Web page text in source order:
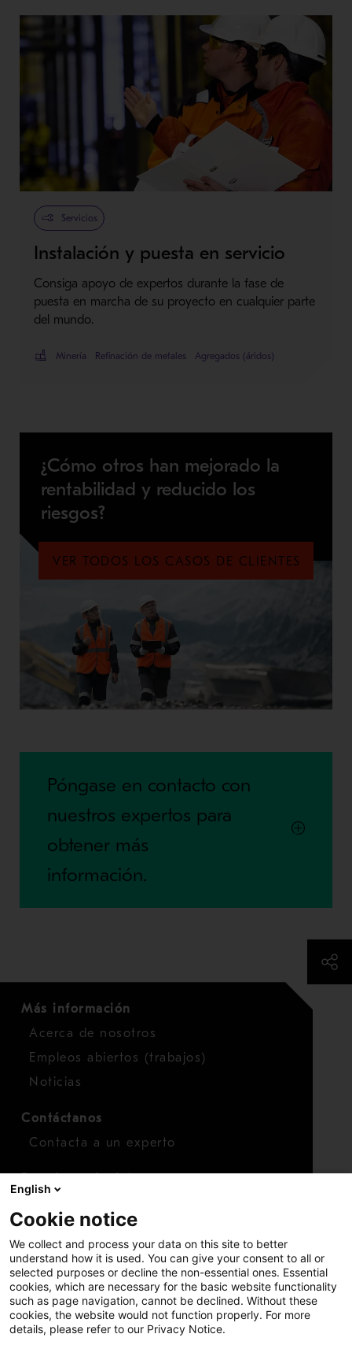
Servicios
Instalación y puesta en servicio
Consiga apoyo de expertos durante la fase de
puesta en marcha de su proyecto en cualquier parte
del mundo.
Minería Refinación de metales Agregados (áridos)
¿Cómo otros han mejorado la
rentabilidad y reducido los
riesgos?
VER TODOS LOS CASOS DE CLIENTES
Póngase en contacto con
nuestros expertos para
obtener más
información.
Más información
Acerca de nosotros
Empleos abiertos (trabajos)
Noticias
Contáctanos
Contacta a un experto
Finanzas
Acciones
English
Cookie notice
We collect and process your data on this site to better
understand how it is used. You can give your consent to all or
selected purposes or decline the non-essential ones. Essential
cookies, which are necessary for the basic website functionality
such as page navigation, cannot be declined. Without these
cookies, the website would not function properly. For more
details, please refer to our Privacy Notice.